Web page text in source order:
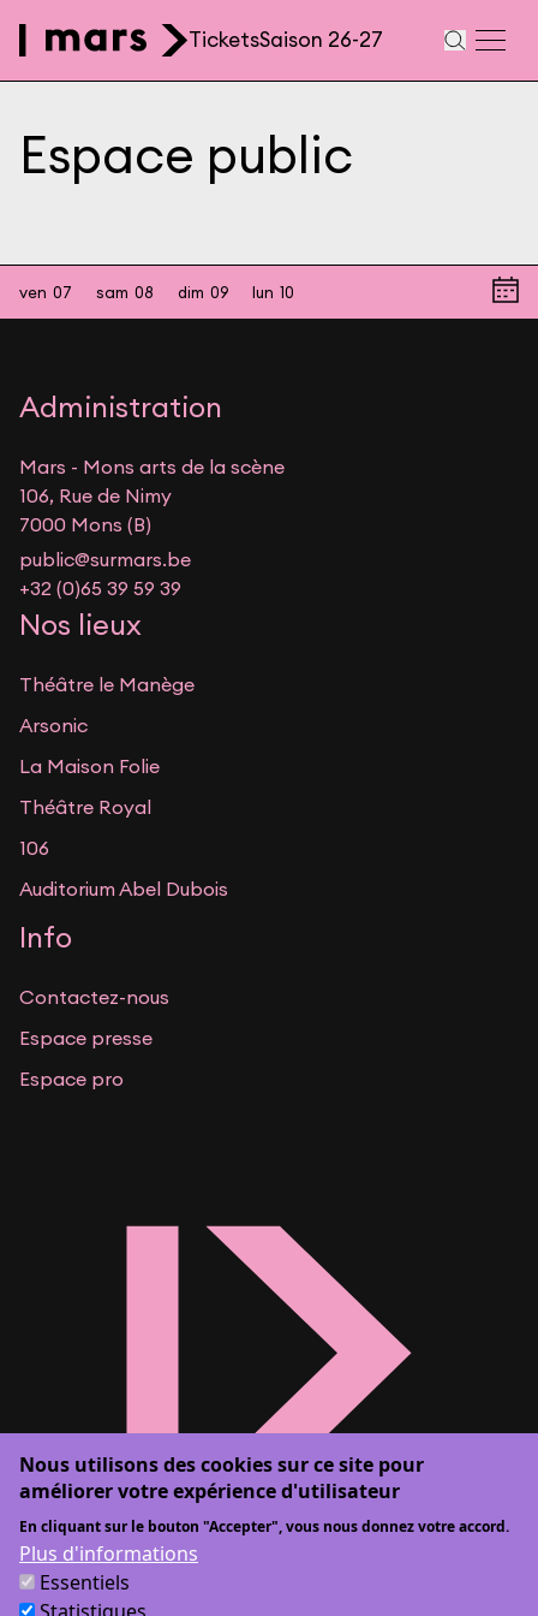
Navigation
TicketsSaison 26-27
Espace public
ven 07 sam 08 dim 09 lun 10
Administration
Mars - Mons arts de la scène
106, Rue de Nimy
7000 Mons (B)
public@surmars.be
+32 (0)65 39 59 39
Nos lieux
Théâtre le Manège
Arsonic
La Maison Folie
Théâtre Royal
106
Auditorium Abel Dubois
Info
Contactez-nous
Espace presse
Espace pro
Nous utilisons des cookies sur ce site pour
améliorer votre expérience d'utilisateur
En cliquant sur le bouton "Accepter", vous nous donnez votre accord.
Plus d'informations
Essentiels